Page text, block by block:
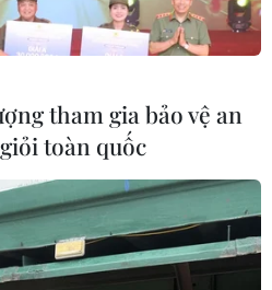
như lãnh đạo ngành.
tham gia bảo vệ an
toàn quốc